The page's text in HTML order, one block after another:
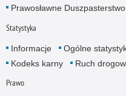
Prawosławne
Statystyka
Informacje Ogólne
Kodeks karny
Ruch
Prawo